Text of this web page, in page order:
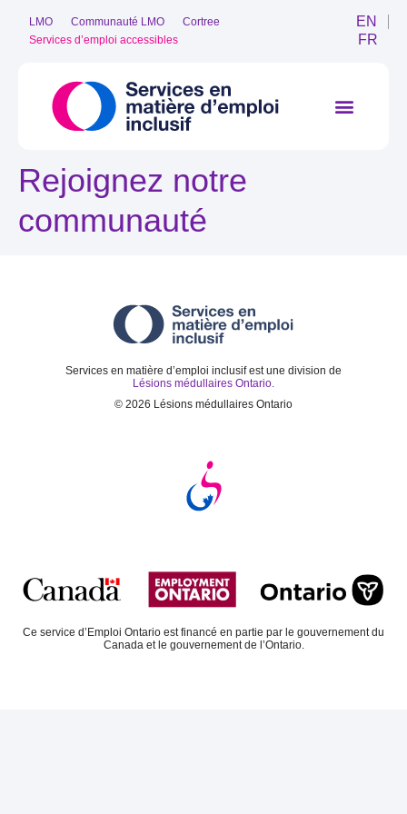
LMO Communauté LMO
Cortree
Services d’emploi accessibles
EN
FR
Rejoignez notre
communauté
Services en matière d’emploi inclusif est une division de
Lésions médullaires Ontario.
© 2026 Lésions médullaires Ontario
Ce service d’Emploi Ontario est financé en partie par le gouvernement du
Canada et le gouvernement de l’Ontario.